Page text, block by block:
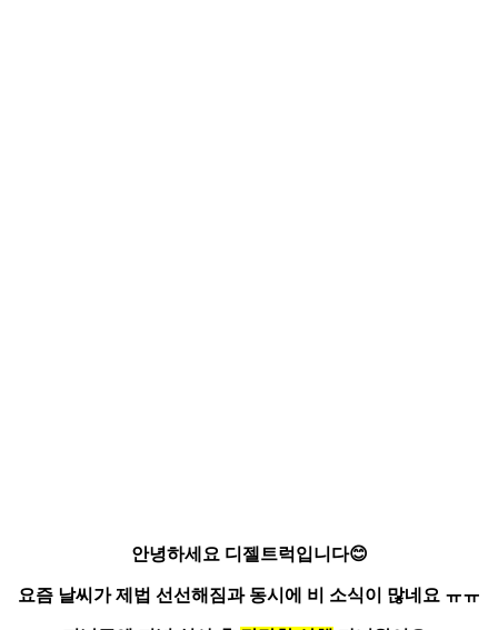
안녕하세요 디젤트럭입니다😊
요즘 날씨가 제법 선선해짐과 동시에 비 소식이 많네요 ㅠㅠ